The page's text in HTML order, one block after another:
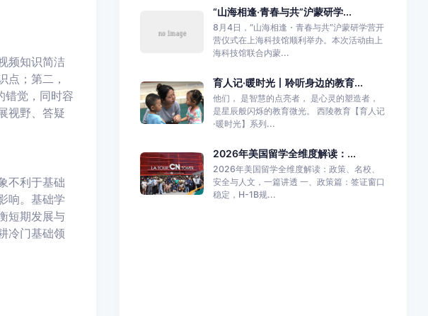
频知识简洁
点；第二，
错觉，同时容
视野、答疑
不利于基础
响。基础学
短期发展与
冷门基础领
“山海相逢·青春与共”沪蒙研学...
8月4日，“山海相逢・青春与共”沪蒙研学营开
营仪式在上海科技馆顺利举办。本次活动由上
海科技馆联合内蒙...
育人记·暖时光丨聆听身边的教育...
他们， 是智慧的点亮者， 是心灵的塑造者，
是星辰般闪烁的教育微光。 西陵教育【育人记
·暖时光】系列...
2026年美国留学全维度解读：...
2026年美国留学全维度解读：政策、名校、
安全与人文，一篇讲透 一、政策篇：签证窗口
稳定，H-1B规...